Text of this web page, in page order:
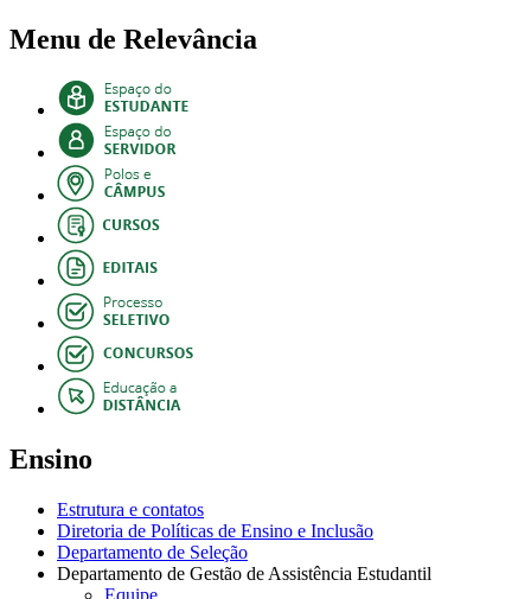
Menu de Relevância
Ensino
Estrutura e contatos
Diretoria de Políticas de Ensino e Inclusão
Departamento de Seleção
Departamento de Gestão de Assistência Estudantil